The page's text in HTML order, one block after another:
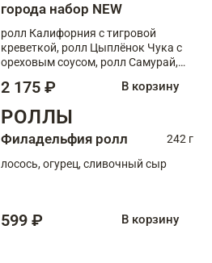
города набор NEW
ролл Калифорния с тигровой
креветкой, ролл Цыплёнок Чука с
ореховым соусом, ролл Самурай,
ролл с крабом
2 175 ₽ В корзину
РОЛЛЫ
Филадельфия ролл
242 г
лосось, огурец, сливочный сыр
599 ₽ В корзину